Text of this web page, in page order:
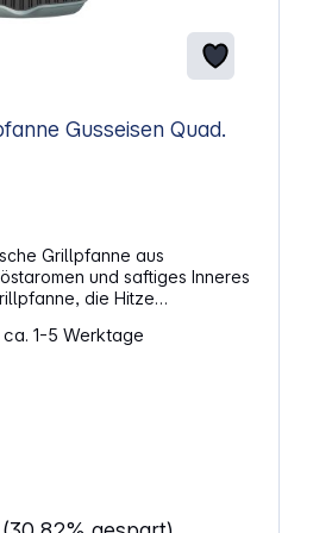
Gusseisen Quad.
Grillpfanne aus
und saftiges Inneres
die Hitze
Feuchtigkeit im Gargut hält.
Fett ab,
speichert Wärme
sorgt für gleichmäßige Brat-
1-5 Werktage